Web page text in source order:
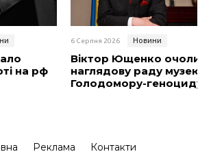
на рф
6 Серпня 2026 Новини
Віктор Ющенко очолив
наглядову раду музею
Голодомору-геноциду
Реклама Контакти